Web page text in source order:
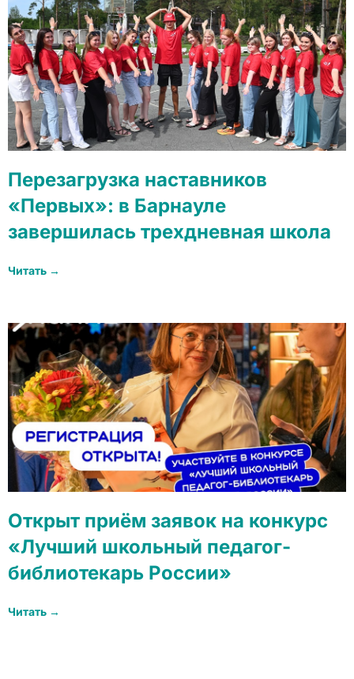
Перезагрузка наставников
«Первых»: в Барнауле
завершилась трехдневная школа
Читать →
Открыт приём заявок на конкурс
«Лучший школьный педагог-
библиотекарь России»
Читать →